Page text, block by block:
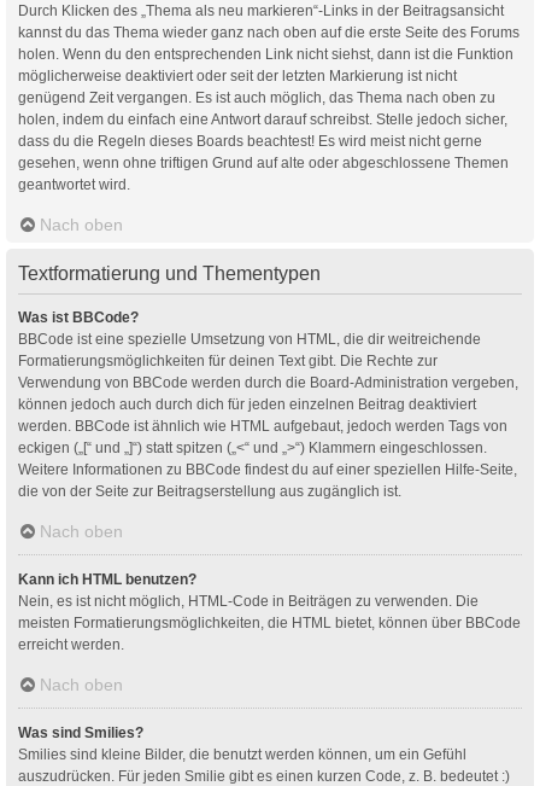
Durch Klicken des „Thema als neu markieren“-Links in der Beitragsansicht
kannst du das Thema wieder ganz nach oben auf die erste Seite des Forums
holen. Wenn du den entsprechenden Link nicht siehst, dann ist die Funktion
möglicherweise deaktiviert oder seit der letzten Markierung ist nicht
genügend Zeit vergangen. Es ist auch möglich, das Thema nach oben zu
holen, indem du einfach eine Antwort darauf schreibst. Stelle jedoch sicher,
dass du die Regeln dieses Boards beachtest! Es wird meist nicht gerne
gesehen, wenn ohne triftigen Grund auf alte oder abgeschlossene Themen
geantwortet wird.
Nach oben
Textformatierung und Thementypen
Was ist BBCode?
BBCode ist eine spezielle Umsetzung von HTML, die dir weitreichende
Formatierungsmöglichkeiten für deinen Text gibt. Die Rechte zur
Verwendung von BBCode werden durch die Board-Administration vergeben,
können jedoch auch durch dich für jeden einzelnen Beitrag deaktiviert
werden. BBCode ist ähnlich wie HTML aufgebaut, jedoch werden Tags von
eckigen („[“ und „]“) statt spitzen („<“ und „>“) Klammern eingeschlossen.
Weitere Informationen zu BBCode findest du auf einer speziellen Hilfe-Seite,
die von der Seite zur Beitragserstellung aus zugänglich ist.
Nach oben
Kann ich HTML benutzen?
Nein, es ist nicht möglich, HTML-Code in Beiträgen zu verwenden. Die
meisten Formatierungsmöglichkeiten, die HTML bietet, können über BBCode
erreicht werden.
Nach oben
Was sind Smilies?
Smilies sind kleine Bilder, die benutzt werden können, um ein Gefühl
auszudrücken. Für jeden Smilie gibt es einen kurzen Code, z. B. bedeutet :)